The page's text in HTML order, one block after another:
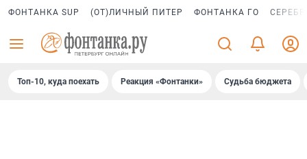
ФОНТАНКА SUP (ОТ)ЛИЧНЫЙ ПИТЕР ФОНТАНКА ГО
Топ-10, куда поехать Реакция «Фонтанки» Судьба бюджета